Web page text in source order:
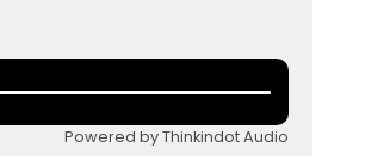
Powered by Thinkindot Audio